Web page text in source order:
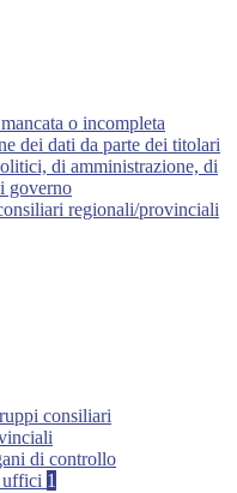
o incompleta
dei dati da parte dei titolari
di amministrazione, di
governo
regionali/provinciali
consiliari
di controllo
uffici 1